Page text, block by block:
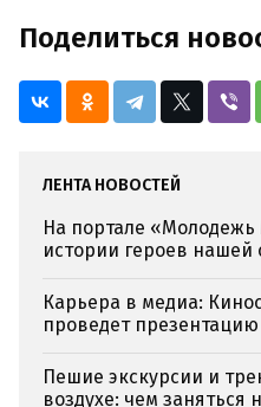
Поделиться
ЛЕНТА НОВОСТЕЙ
На портале
истории героев нашей
Карьера в медиа:
проведет
Пешие экскурсии и
воздухе: чем заняться